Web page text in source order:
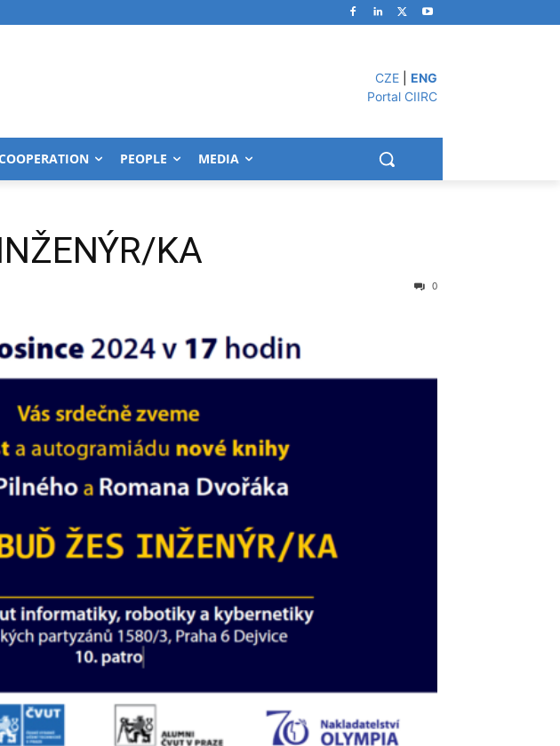
CZE
ENG
Portal CIIRC
PEOPLE MEDIA
KA
0